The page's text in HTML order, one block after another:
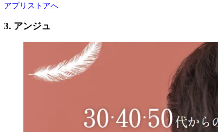
アプリストアへ
3. アンジュ